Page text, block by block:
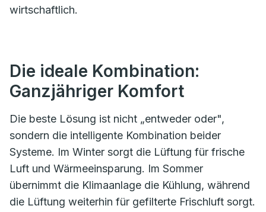
wirtschaftlich.
Die ideale Kombination:
Ganzjähriger Komfort
Die beste Lösung ist nicht „entweder oder",
sondern die intelligente Kombination beider
Systeme. Im Winter sorgt die Lüftung für frische
Luft und Wärmeeinsparung. Im Sommer
übernimmt die Klimaanlage die Kühlung, während
die Lüftung weiterhin für gefilterte Frischluft sorgt.